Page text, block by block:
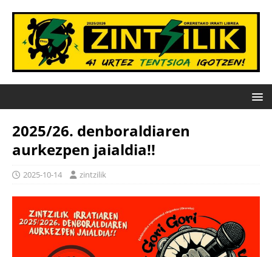
2025/26. denboraldiaren
aurkezpen jaialdia!!
2025-10-14 zintzilik